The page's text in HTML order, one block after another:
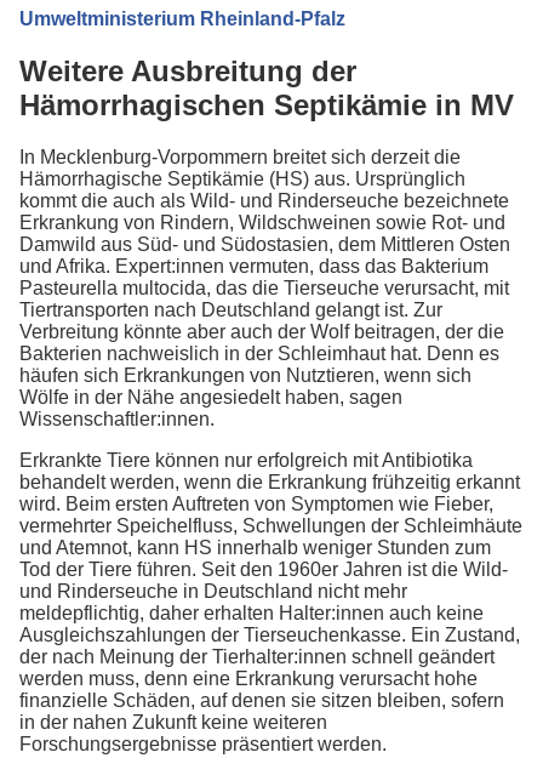
Umweltministerium Rheinland-Pfalz
Weitere Ausbreitung der
Hämorrhagischen Septikämie in MV
In Mecklenburg-Vorpommern breitet sich derzeit die
Hämorrhagische Septikämie (HS) aus. Ursprünglich
kommt die auch als Wild- und Rinderseuche bezeichnete
Erkrankung von Rindern, Wildschweinen sowie Rot- und
Damwild aus Süd- und Südostasien, dem Mittleren Osten
und Afrika. Expert:innen vermuten, dass das Bakterium
Pasteurella multocida, das die Tierseuche verursacht, mit
Tiertransporten nach Deutschland gelangt ist. Zur
Verbreitung könnte aber auch der Wolf beitragen, der die
Bakterien nachweislich in der Schleimhaut hat. Denn es
häufen sich Erkrankungen von Nutztieren, wenn sich
Wölfe in der Nähe angesiedelt haben, sagen
Wissenschaftler:innen.
Erkrankte Tiere können nur erfolgreich mit Antibiotika
behandelt werden, wenn die Erkrankung frühzeitig erkannt
wird. Beim ersten Auftreten von Symptomen wie Fieber,
vermehrter Speichelfluss, Schwellungen der Schleimhäute
und Atemnot, kann HS innerhalb weniger Stunden zum
Tod der Tiere führen. Seit den 1960er Jahren ist die Wild-
und Rinderseuche in Deutschland nicht mehr
meldepflichtig, daher erhalten Halter:innen auch keine
Ausgleichszahlungen der Tierseuchenkasse. Ein Zustand,
der nach Meinung der Tierhalter:innen schnell geändert
werden muss, denn eine Erkrankung verursacht hohe
finanzielle Schäden, auf denen sie sitzen bleiben, sofern
in der nahen Zukunft keine weiteren
Forschungsergebnisse präsentiert werden.